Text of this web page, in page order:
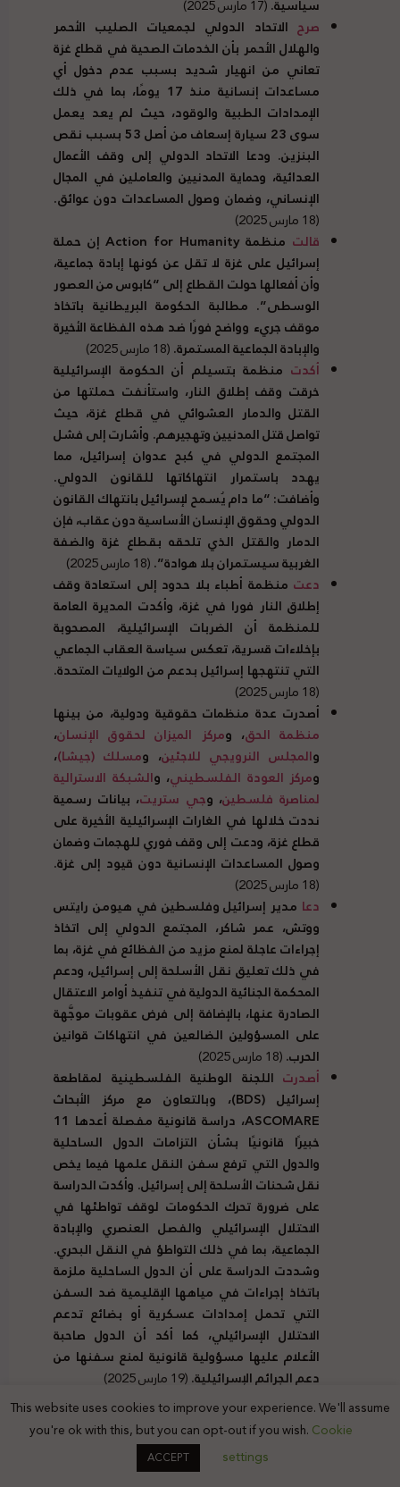
سياسية.(17 مارس 2025)
صرح الاتحاد الدولي لجمعيات الصليب الأحمر
والهلال الأحمر بأن الخدمات الصحية في قطاع غزة
تعاني من انهيار شديد بسبب عدم دخول أي
مساعدات إنسانية منذ 17 يومًا، بما في ذلك
الإمدادات الطبية والوقود، حيث لم يعد يعمل
سوى 23 سيارة إسعاف من أصل 53 بسبب نقص
البنزين. ودعا الاتحاد الدولي إلى وقف الأعمال
العدائية، وحماية المدنيين والعاملين في المجال
الإنساني، وضمان وصول المساعدات دون عوائق.
(18 مارس 2025)
قالت منظمةAction for Humanityإن حملة
إسرائيل على غزة لا تقل عن كونها إبادة جماعية،
وأن أفعالها حولت القطاع إلى “كابوس من العصور
الوسطى”. مطالبة الحكومة البريطانية باتخاذ
موقف جريء وواضح فورًا ضد هذه الفظاعة الأخيرة
والإبادة الجماعية المستمرة.(18 مارس 2025)
أكدت منظمة بتسيلم أن الحكومة الإسرائيلية
خرقت وقف إطلاق النار، واستأنفت حملتها من
القتل والدمار العشوائي في قطاع غزة، حيث
تواصل قتل المدنيين وتهجيرهم. وأشارت إلى فشل
المجتمع الدولي في كبح عدوان إسرائيل، مما
يهدد باستمرار انتهاكاتها للقانون الدولي.
وأضافت: “ما دام يُسمح لإسرائيل بانتهاك القانون
الدولي وحقوق الإنسان الأساسية دون عقاب، فإن
الدمار والقتل الذي تلحقه بقطاع غزة والضفة
الغربية سيستمران بلا هوادة”.(18 مارس 2025)
دعت منظمة أطباء بلا حدود إلى استعادة وقف
إطلاق النار فورا في غزة، وأكدت المديرة العامة
للمنظمة أن الضربات الإسرائيلية، المصحوبة
بإخلاءات قسرية، تعكس سياسة العقاب الجماعي
التي تنتهجها إسرائيل بدعم من الولايات المتحدة.
(18 مارس 2025)
أصدرت عدة منظمات حقوقية ودولية، من بينها
منظمة الحق، ومركز الميزان لحقوق الإنسان،
والمجلس النرويجي للاجئين، ومسلك (جيشا)،
ومركز العودة الفلسطيني، والشبكة الاسترالية
لمناصرة فلسطين، وجي ستريت، بيانات رسمية
نددت خلالها في الغارات الإسرائيلية الأخيرة على
قطاع غزة، ودعت إلى وقف فوري للهجمات وضمان
وصول المساعدات الإنسانية دون قيود إلى غزة.
(18 مارس 2025)
دعا مدير إسرائيل وفلسطين في هيومن رايتس
ووتش، عمر شاكر، المجتمع الدولي إلى اتخاذ
إجراءات عاجلة لمنع مزيد من الفظائع في غزة، بما
في ذلك تعليق نقل الأسلحة إلى إسرائيل، ودعم
المحكمة الجنائية الدولية في تنفيذ أوامر الاعتقال
الصادرة عنها، بالإضافة إلى فرض عقوبات موجَّهة
على المسؤولين الضالعين في انتهاكات قوانين
الحرب.(18 مارس 2025)
أصدرت اللجنة الوطنية الفلسطينية لمقاطعة
إسرائيل (BDS)، وبالتعاون مع مركز الأبحاث
ASCOMARE
، دراسة قانونية مفصلة أعدها 11
خبيرًا قانونيًا بشأن التزامات الدول الساحلية
والدول التي ترفع سفن النقل علمها فيما يخص
نقل شحنات الأسلحة إلى إسرائيل. وأكدت الدراسة
على ضرورة تحرك الحكومات لوقف تواطئها في
الاحتلال الإسرائيلي والفصل العنصري والإبادة
الجماعية، بما في ذلك التواطؤ في النقل البحري.
وشددت الدراسة على أن الدول الساحلية ملزمة
باتخاذ إجراءات في مياهها الإقليمية ضد السفن
التي تحمل إمدادات عسكرية أو بضائع تدعم
الاحتلال الإسرائيلي، كما أكد أن الدول صاحبة
الأعلام عليها مسؤولية قانونية لمنع سفنها من
دعم الجرائم الإسرائيلية.(19 مارس 2025)
أ عدتمنظمة الضمير لرعاية الأسير وحقوق
الإنسان
التقرير
الأخير الصادر عن لجنة التحقيق
الدولية المستقلة المعنية بالأرض الفلسطينية
المحتلة، خطوة جوهرية نحو تحقيق العدالة
This website uses cookies to improve your experience. We'll assume
you're ok with this, but you can opt-out if you wish. Cookie
settings
ACCEPT